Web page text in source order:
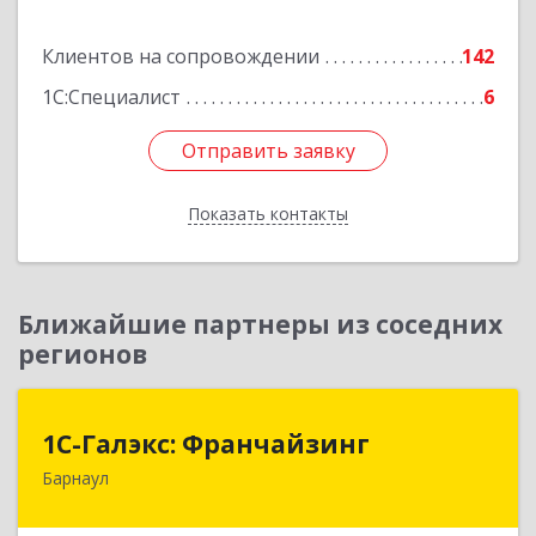
Клиентов на сопровождении
142
1С:Специалист
6
Отправить заявку
Показать контакты
Отправить заявку
Назад
Ближайшие партнеры из соседних
регионов
1С-Галэкс: Франчайзинг
Барнаул
1С-Галэкс: Франчайзинг
656015, Алтайский край, Барнаул г, Деповская